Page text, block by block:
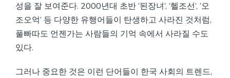
성을 잘 보여준다. 2000년대 초반 ‘된장녀’, ‘헬조선’, ‘오
조오억’ 등 다양한 유행어들이 탄생하고 사라진 것처럼,
풀빠따도 언젠가는 사람들의 기억 속에서 사라질 수도
있다.
그러나 중요한 것은 이런 단어들이 한국 사회의 트렌드,